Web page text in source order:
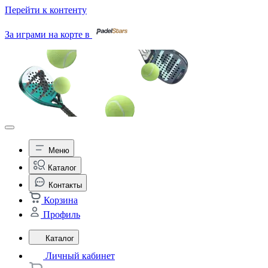
Перейти к контенту
За играми на корте в
Меню
Каталог
Контакты
Корзина
Профиль
Каталог
Личный кабинет